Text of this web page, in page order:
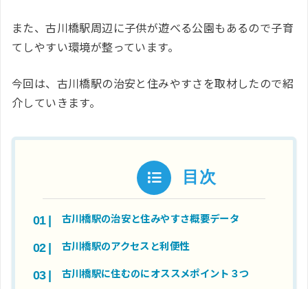
また、古川橋駅周辺に子供が遊べる公園もあるので子育
てしやすい環境が整っています。
今回は、古川橋駅の治安と住みやすさを取材したので紹
介していきます。
目次
古川橋駅の治安と住みやすさ概要データ
古川橋駅のアクセスと利便性
古川橋駅に住むのにオススメポイント３つ